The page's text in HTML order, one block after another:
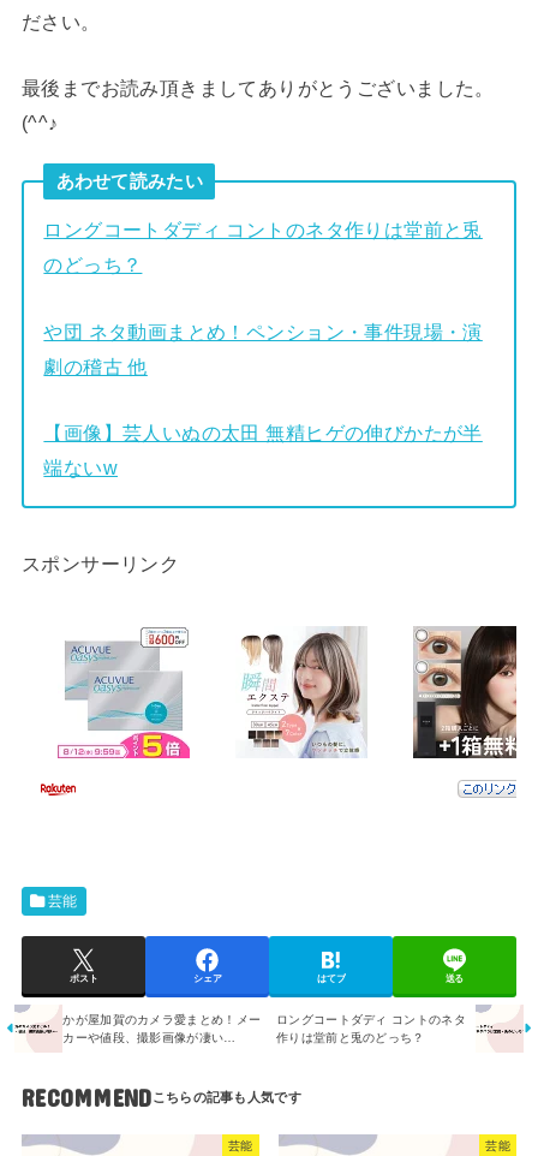
ださい。
最後までお読み頂きましてありがとうございました。
(^^♪
あわせて読みたい
ロングコートダディ コントのネタ作りは堂前と兎
のどっち？
や団 ネタ動画まとめ！ペンション・事件現場・演
劇の稽古 他
【画像】芸人いぬの太田 無精ヒゲの伸びかたが半
端ないw
スポンサーリンク
芸能
ポスト シェア はてブ 送る
かが屋加賀のカメラ愛まとめ！メー
カーや値段、撮影画像が凄い…
ロングコートダディ コントのネタ
作りは堂前と兎のどっち？
RECOMMEND
芸能 芸能